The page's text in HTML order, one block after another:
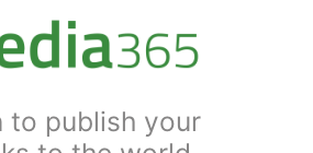
to publish your